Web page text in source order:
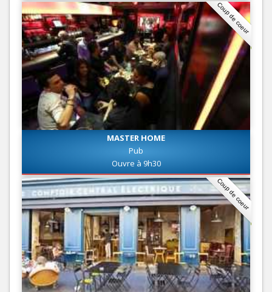
Coup de coeur
MASTER HOME
Pub
Ouvre à 9h30
Coup de coeur